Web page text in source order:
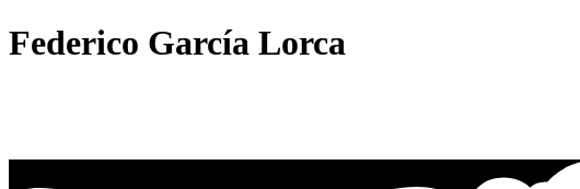
Federico García Lorca